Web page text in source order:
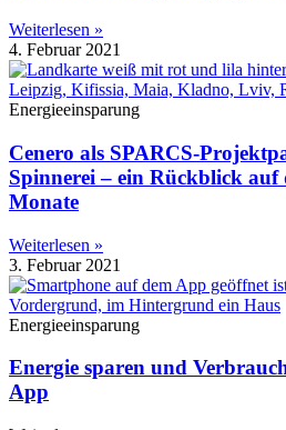
Weiterlesen »
4. Februar 2021
Energieeinsparung
Cenero als SPARCS-
Spinnerei – ein Rückblick auf
Monate
Weiterlesen »
3. Februar 2021
Energieeinsparung
Energie sparen und
App